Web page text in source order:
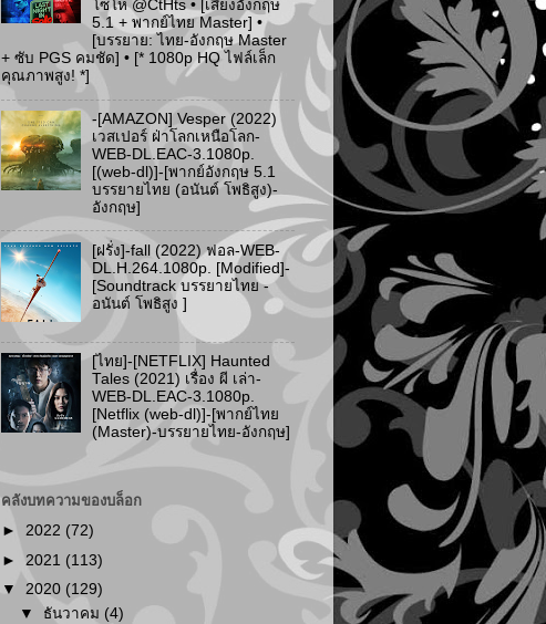
โซโห @CtHts • [เสียงอังกฤษ
5.1 + พากย์ไทย Master] •
[บรรยาย: ไทย-อังกฤษ Master
+ ซับ PGS คมชัด] • [* 1080p HQ ไฟล์เล็ก
คุณภาพสูง! *]
-[AMAZON] Vesper (2022)
เวสเปอร์ ฝ่าโลกเหนือโลก-
WEB-DL.EAC-3.1080p.
[(web-dl)]-[พากย์อังกฤษ 5.1
บรรยายไทย (อนันต์ โพธิสูง)-
อังกฤษ]
[ฝรั่ง]-fall (2022) ฟอล-WEB-
DL.H.264.1080p. [Modified]-
[Soundtrack บรรยายไทย -
อนันต์ โพธิสูง ]
[ไทย]-[NETFLIX] Haunted
Tales (2021) เรื่อง ผี เล่า-
WEB-DL.EAC-3.1080p.
[Netflix (web-dl)]-[พากย์ไทย
(Master)-บรรยายไทย-อังกฤษ]
คลังบทความของบล็อก
► 2022 (72)
► 2021 (113)
▼ 2020 (129)
▼ ธันวาคม (4)